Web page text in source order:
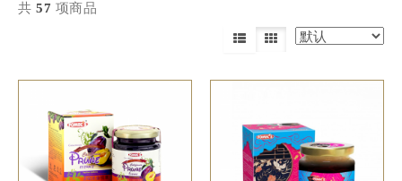
共 57 项商品